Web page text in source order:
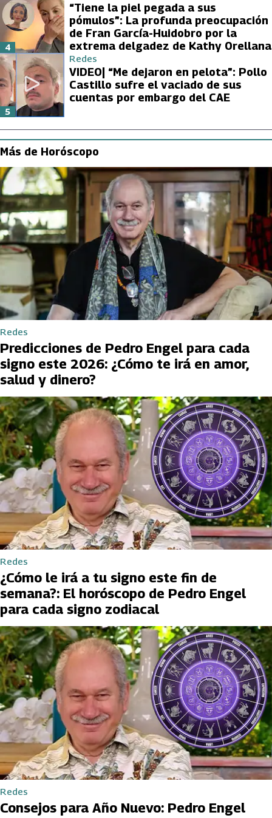
“Tiene la piel pegada a sus
pómulos”: La profunda preocupación
de Fran García-Huidobro por la
extrema delgadez de Kathy Orellana
4
Redes
VIDEO| “Me dejaron en pelota”: Pollo
Castillo sufre el vaciado de sus
cuentas por embargo del CAE
5
Más de Horóscopo
Redes
Predicciones de Pedro Engel para cada
signo este 2026: ¿Cómo te irá en amor,
salud y dinero?
Redes
¿Cómo le irá a tu signo este fin de
semana?: El horóscopo de Pedro Engel
para cada signo zodiacal
Redes
Consejos para Año Nuevo: Pedro Engel